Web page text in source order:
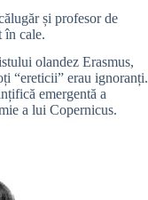
și profesor de
în cale.
olandez Erasmus,
“ereticii” erau ignoranți.
emergentă a
a lui Copernicus.